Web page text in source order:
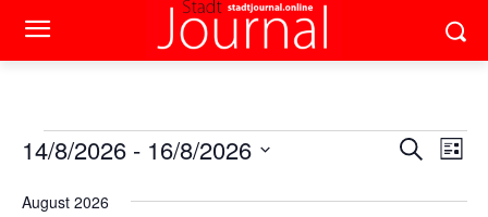
Veranstaltungen
Suche
SucheListe
14/8/2026 - 16/8/2026
wählen.
August 2026